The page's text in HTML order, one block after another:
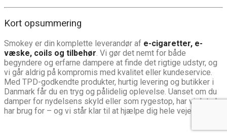
Kort opsummering
Smokey er din komplette leverandør af e-cigaretter, e-
væske, coils og tilbehør . Vi gør det nemt for både
begyndere og erfarne dampere at finde det rigtige udstyr, og
vi går aldrig på kompromis med kvalitet eller kundeservice.
Med TPD-godkendte produkter, hurtig levering og butikker i
Danmark får du en tryg og pålidelig oplevelse. Uanset om du
damper for nydelsens skyld eller som rygestop, har vi det, du
har brug for – og vi står klar til at hjælpe dig hele vejen.